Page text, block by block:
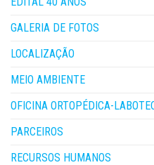
GALERIA DE FOTOS
LOCALIZAÇÃO
MEIO AMBIENTE
OFICINA ORTOPÉDICA-
PARCEIROS
RECURSOS HUMANOS